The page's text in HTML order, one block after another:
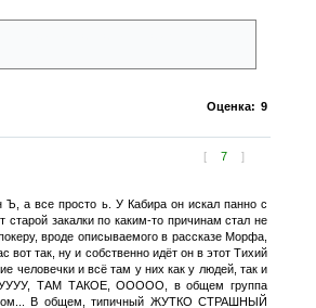
Оценка: 9
[ 7 ]
Ъ, а все просто ь. У Кабира он искал панно с
закалки по каким-то причинам стал не
вроде описываемого в рассказе Морфа,
так, ну и собственно идёт он в этот Тихий
человечки и всё там у них как у людей, так и
УУУУУ, ТАМ ТАКОЕ, ООООО, в общем группа
В общем, типичный ЖУТКО СТРАШНЫЙ